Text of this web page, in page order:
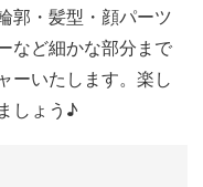
郭・髪型・顔パーツ
など細かな部分まで
ーいたします。楽し
しょう♪